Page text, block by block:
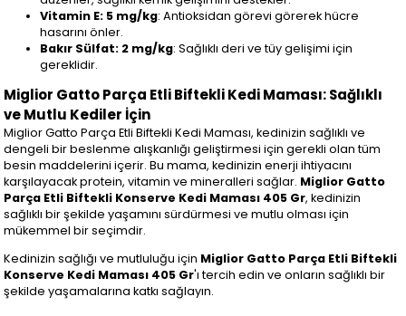
Vitamin E: 5 mg/kg: Antioksidan görevi görerek hücre
hasarını önler.
Bakır Sülfat: 2 mg/kg: Sağlıklı deri ve tüy gelişimi için
gereklidir.
Miglior Gatto Parça Etli Biftekli Kedi Maması: Sağlıklı
ve Mutlu Kediler İçin
Miglior Gatto Parça Etli Biftekli Kedi Maması, kedinizin sağlıklı ve
dengeli bir beslenme alışkanlığı geliştirmesi için gerekli olan tüm
besin maddelerini içerir. Bu mama, kedinizin enerji ihtiyacını
karşılayacak protein, vitamin ve mineralleri sağlar. Miglior Gatto
Parça Etli Biftekli Konserve Kedi Maması 405 Gr, kedinizin
sağlıklı bir şekilde yaşamını sürdürmesi ve mutlu olması için
mükemmel bir seçimdir.
Kedinizin sağlığı ve mutluluğu için Miglior Gatto Parça Etli Biftekli
Konserve Kedi Maması 405 Gr'ı tercih edin ve onların sağlıklı bir
şekilde yaşamalarına katkı sağlayın.